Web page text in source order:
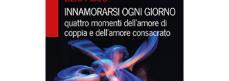
AGGIUNGI AL CARRELLO